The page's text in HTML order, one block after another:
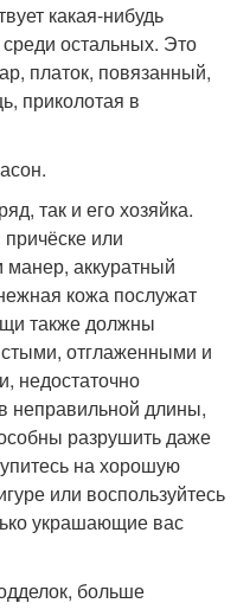
какая-нибудь
остальных. Это
платок, повязанный,
приколотая в
так и его хозяйка.
или
аккуратный
кожа послужат
также должны
отглаженными и
недостаточно
неправильной длины,
разрушить даже
на хорошую
или воспользуйтесь
украшающие вас
больше